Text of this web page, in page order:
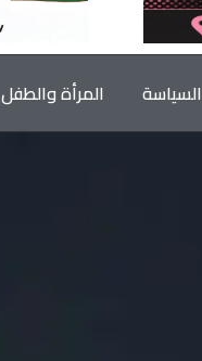
السياسة المرأة والطفل